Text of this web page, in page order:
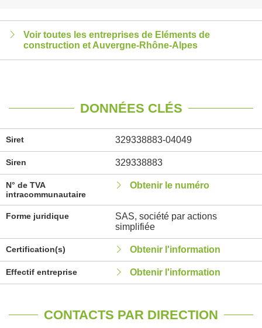
Voir toutes les entreprises de Eléments de
construction et Auvergne-Rhône-Alpes
DONNÉES CLÉS
Siret 329338883-04049
Siren 329338883
N° de TVA
intracommunautaire
Obtenir le numéro
Forme juridique
SAS, société par actions
simplifiée
Certification(s) Obtenir l'information
Effectif entreprise Obtenir l'information
CONTACTS PAR DIRECTION